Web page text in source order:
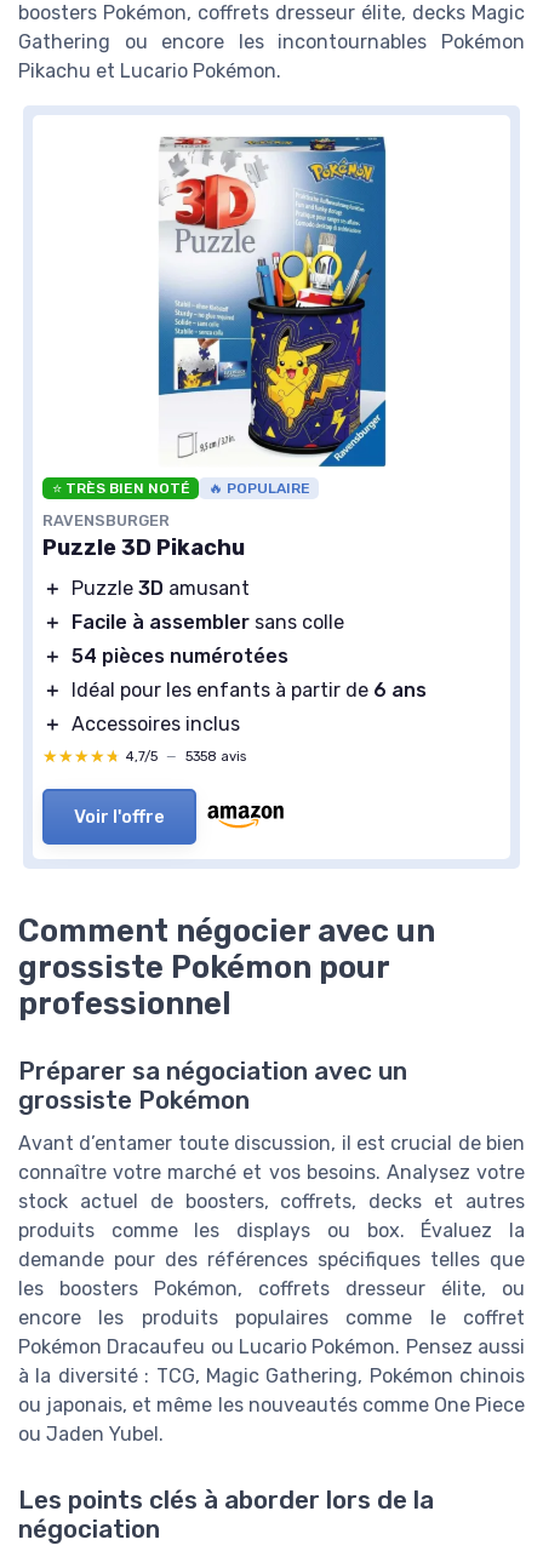
boosters Pokémon, coffrets dresseur élite, decks Magic
Gathering ou encore les incontournables Pokémon
Pikachu et Lucario Pokémon.
⭐ TRÈS BIEN NOTÉ 🔥 POPULAIRE
RAVENSBURGER
Puzzle 3D Pikachu
＋ Puzzle 3D amusant
＋
Facile à assembler sans colle
＋ 54 pièces numérotées
＋
Idéal pour les enfants à partir de 6 ans
＋ Accessoires inclus
★★★★★
★★★★★ 4,7/5 — 5358 avis
Voir l'offre
Comment négocier avec un
grossiste Pokémon pour
professionnel
Préparer sa négociation avec un
grossiste Pokémon
Avant d’entamer toute discussion, il est crucial de bien
connaître votre marché et vos besoins. Analysez votre
stock actuel de boosters, coffrets, decks et autres
produits comme les displays ou box. Évaluez la
demande pour des références spécifiques telles que
les boosters Pokémon, coffrets dresseur élite, ou
encore les produits populaires comme le coffret
Pokémon Dracaufeu ou Lucario Pokémon. Pensez aussi
à la diversité : TCG, Magic Gathering, Pokémon chinois
ou japonais, et même les nouveautés comme One Piece
ou Jaden Yubel.
Les points clés à aborder lors de la
négociation